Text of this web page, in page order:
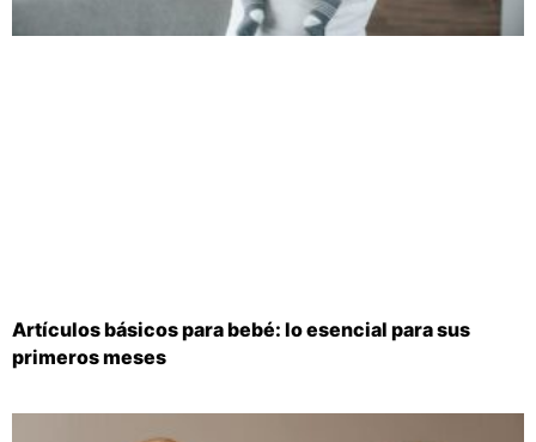
Artículos básicos para bebé: lo esencial para sus
primeros meses